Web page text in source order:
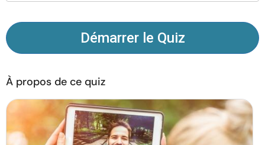
À propos de nous Contact Écrivez pour nous
Publicité avec
© Copyright 2026. Tous droits réservés.
Démarrer le Quiz
À propos de ce quiz